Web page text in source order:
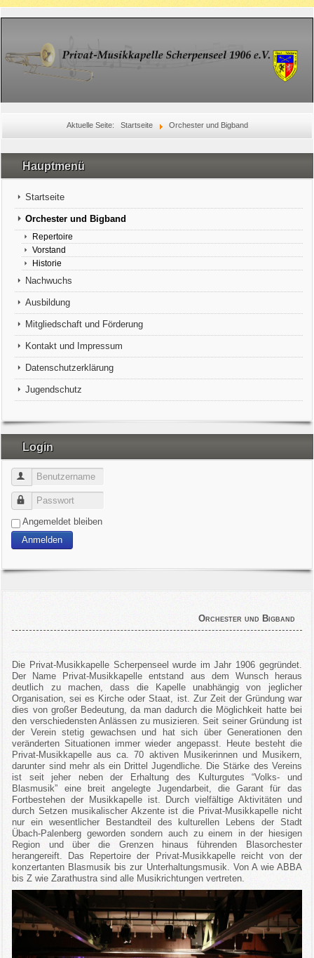
Aktuelle Seite: Startseite Orchester und Bigband
Hauptmenü
Startseite
Orchester und Bigband
Repertoire
Vorstand
Historie
Nachwuchs
Ausbildung
Mitgliedschaft und Förderung
Kontakt und Impressum
Datenschutzerklärung
Jugendschutz
Login
Benutzername
Passwort
Angemeldet bleiben
Anmelden
Orchester und Bigband
Die Privat-Musikkapelle Scherpenseel wurde im Jahr 1906 gegründet.
Der Name Privat-Musikkapelle entstand aus dem Wunsch heraus
deutlich zu machen, dass die Kapelle unabhängig von jeglicher
Organisation, sei es Kirche oder Staat, ist. Zur Zeit der Gründung war
dies von großer Bedeutung, da man dadurch die Möglichkeit hatte bei
den verschiedensten Anlässen zu musizieren. Seit seiner Gründung ist
der Verein stetig gewachsen und hat sich über Generationen den
veränderten Situationen immer wieder angepasst. Heute besteht die
Privat-Musikkapelle aus ca. 70 aktiven Musikerinnen und Musikern,
darunter sind mehr als ein Drittel Jugendliche. Die Stärke des Vereins
ist seit jeher neben der Erhaltung des Kulturgutes “Volks- und
Blasmusik” eine breit angelegte Jugendarbeit, die Garant für das
Fortbestehen der Musikkapelle ist. Durch vielfältige Aktivitäten und
durch Setzen musikalischer Akzente ist die Privat-Musikkapelle nicht
nur ein wesentlicher Bestandteil des kulturellen Lebens der Stadt
Übach-Palenberg geworden sondern auch zu einem in der hiesigen
Region und über die Grenzen hinaus führenden Blasorchester
herangereift. Das Repertoire der Privat-Musikkapelle reicht von der
konzertanten Blasmusik bis zur Unterhaltungsmusik. Von A wie ABBA
bis Z wie Zarathustra sind alle Musikrichtungen vertreten.